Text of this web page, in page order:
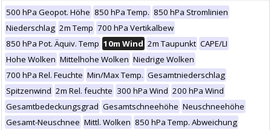
500 hPa Geopot. Höhe 850 hPa Temp. 850 hPa Stromlinien
Niederschlag 2m Temp 700 hPa Vertikalbew
850 hPa Pot. Äquiv. Temp 10m Wind 2m Taupunkt CAPE/LI
Hohe Wolken Mittelhohe Wolken Niedrige Wolken
700 hPa Rel. Feuchte Min/Max Temp. Gesamtniederschlag
Spitzenwind 2m Rel. feuchte 300 hPa Wind 200 hPa Wind
Gesamtbedeckungsgrad Gesamtschneehöhe Neuschneehöhe
Gesamt-Neuschnee Mittl. Wolken 850 hPa Temp. Abweichung